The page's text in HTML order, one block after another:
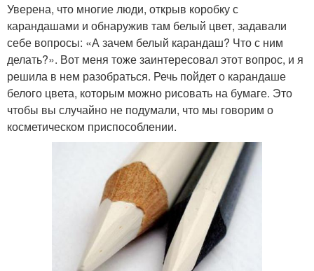
Уверена, что многие люди, открыв коробку с
карандашами и обнаружив там белый цвет, задавали
себе вопросы: «А зачем белый карандаш? Что с ним
делать?». Вот меня тоже заинтересовал этот вопрос, и я
решила в нем разобраться. Речь пойдет о карандаше
белого цвета, которым можно рисовать на бумаге. Это
чтобы вы случайно не подумали, что мы говорим о
косметическом приспособлении.